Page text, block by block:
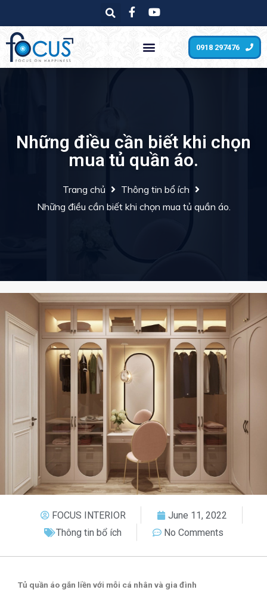
0918 297476
Những điều cần biết khi chọn
mua tủ quần áo.
Trang chủ
Thông tin bổ ích
Những điều cần biết khi chọn mua tủ quần áo.
FOCUS INTERIOR
June 11, 2022
Thông tin bổ ích
No Comments
Tủ quần áo gắn liền với mỗi cá nhân và gia đình